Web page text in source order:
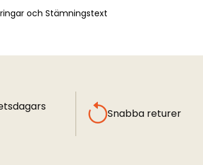
och Stämningstext
Snabba returer